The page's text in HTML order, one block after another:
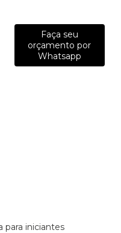
Faça seu
orçamento por
Whatsapp
para iniciantes